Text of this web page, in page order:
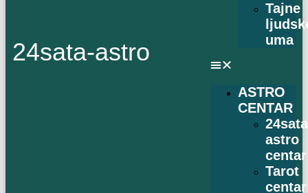
24sata-astro
Tajne
uma
ASTRO
CENTAR
24sata
astro
centar
Tarot
centar